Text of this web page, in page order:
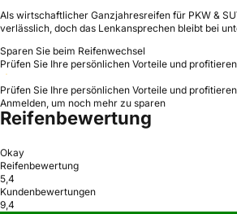
Als wirtschaftlicher Ganzjahresreifen für PKW &
verlässlich, doch das Lenkansprechen bleibt bei
Sparen Sie beim Reifenwechsel
Prüfen Sie Ihre persönlichen Vorteile und
Prüfen Sie Ihre persönlichen Vorteile und
Anmelden, um noch mehr zu sparen
Reifenbewertung
Okay
Reifenbewertung
5,4
Kundenbewertungen
9,4